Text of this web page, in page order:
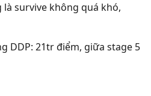
survive không quá khó,
DDP: 21tr điểm, giữa stage 5